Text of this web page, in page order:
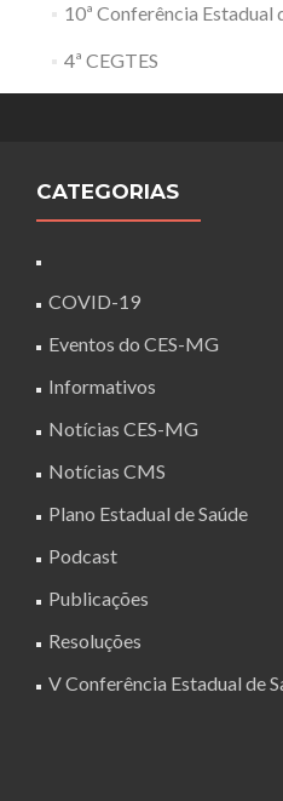
10ª Conferência Estadual
4ª CEGTES
CATEGORIAS
COVID-19
Eventos do CES-MG
Informativos
Notícias CES-MG
Notícias CMS
Plano Estadual de Saúde
Podcast
Publicações
Resoluções
V Conferência Estadual de